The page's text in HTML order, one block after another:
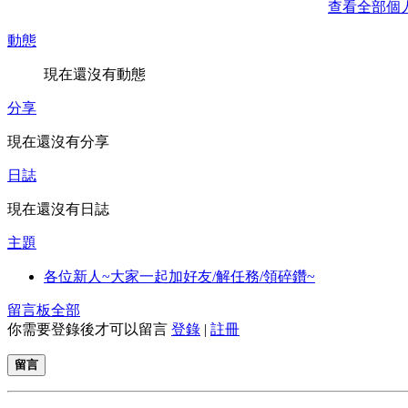
查看全部個
動態
現在還沒有動態
分享
現在還沒有分享
日誌
現在還沒有日誌
主題
各位新人~大家一起加好友/解任務/領碎鑽~
留言板全部
你需要登錄後才可以留言 登錄 | 註冊
留言